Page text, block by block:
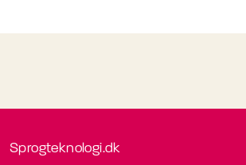
Sprogteknologi.dk